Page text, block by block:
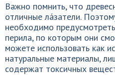
Важно помнить, что
отличные ла́затели.
необходимо
перила, по которым они
можете использовать как
натуральные материалы,
содержат токсичных